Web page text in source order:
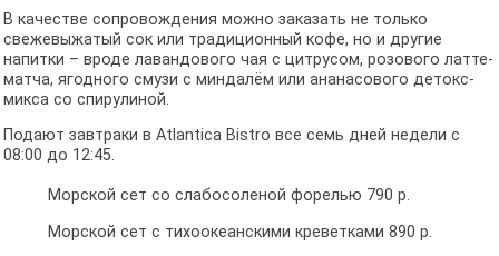
В качестве сопровождения можно заказать не только
свежевыжатый сок или традиционный кофе, но и другие
напитки – вроде лавандового чая с цитрусом, розового латте-
матча, ягодного смузи с миндалём или ананасового детокс-
микса со спирулиной.
Подают завтраки в Atlantica Bistro все семь дней недели с
08:00 до 12:45.
Морской сет со слабосоленой форелью 790 р.
Морской сет с тихоокеанскими креветками 890 р.